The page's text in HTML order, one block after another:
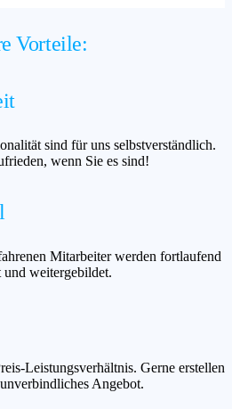
Vorteile:
sind für uns selbstverständlich.
wenn Sie es sind!
Mitarbeiter werden fortlaufend
und weitergebildet.
Leistungsverhältnis. Gerne erstellen
Angebot.